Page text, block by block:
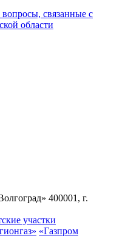
связанные с
области
400001, г.
участки
«Газпром